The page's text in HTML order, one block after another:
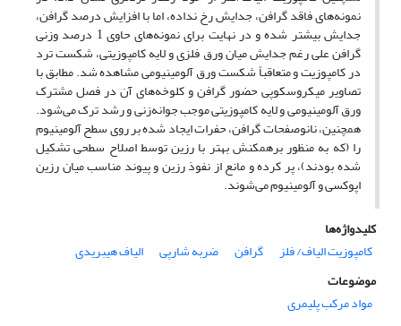
نمونه‌های فاقد گرافن، جدایش رخ نداده، اما با افزایش درصد گرافن،
جدایش بیشتر شده و در نهایت برای نمونه‌های حاوی 1 درصد وزنی
گرافن علی رغم جدایش میان ورق فلزی و لایه کامپوزیتی، شکست ترد
در کامپوزیت و متعاقباً شکست ورق آلومینیومی مشاهده شد. مطابق با
تصاویر میکروسکوپی حضور گرافن و کلوخه‌های آن در فصل مشترک
ورق آلومینیومی و لایه کامپوزیتی موجب جوانه‌زنی و رشد ترک می‌شود.
همچنین، نانوصفحات گرافن، حفرات ایجاد شده بر روی سطح آلومینیوم
را (که به منظور برهمکنش بهتر با رزین توسط اصلاح سطحی تشکیل
شده بودند)، پر کرده و مانع از نفوذ رزین و پیوند مناسب میان رزین
اپوکسی و آلومینیوم می‌شوند.
کلیدواژه‌ها
کامپوزیت الیاف/ فلز
گرافن ضربه شارپی
الیاف هیبریدی
موضوعات
مواد مرکب پلیمری